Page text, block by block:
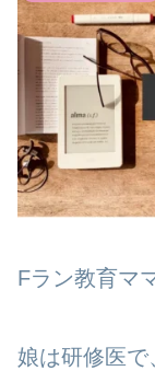
Fラン教育マ
娘は研修医